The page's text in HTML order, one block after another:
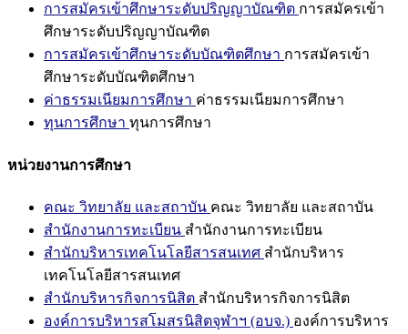
การสมัครเข้าศึกษาระดับปริญญาบัณฑิต การสมัครเข้า
ศึกษาระดับปริญญาบัณฑิต
การสมัครเข้าศึกษาระดับบัณฑิตศึกษา การสมัครเข้า
ศึกษาระดับบัณฑิตศึกษา
ค่าธรรมเนียมการศึกษา ค่าธรรมเนียมการศึกษา
ทุนการศึกษา ทุนการศึกษา
หน่วยงานการศึกษา
คณะ วิทยาลัย และสถาบัน คณะ วิทยาลัย และสถาบัน
สำนักงานการทะเบียน สำนักงานการทะเบียน
สำนักบริหารเทคโนโลยีสารสนเทศ สำนักบริหาร
เทคโนโลยีสารสนเทศ
สำนักบริหารกิจการนิสิต สำนักบริหารกิจการนิสิต
องค์การบริหารสโมสรนิสิตจุฬาฯ (อบจ.) องค์การบริหาร